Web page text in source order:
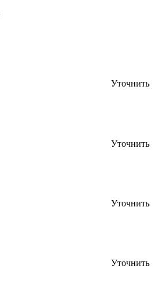
Уточнить
Уточнить
Уточнить
Уточнить